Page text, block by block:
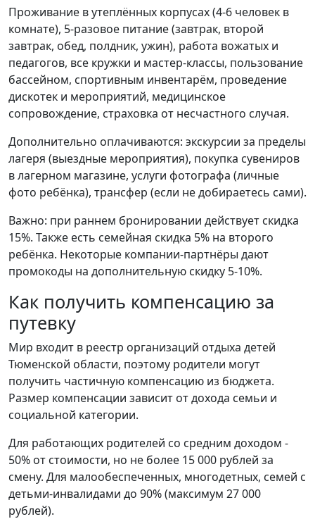
Проживание в утеплённых корпусах (4-6 человек в
комнате), 5-разовое питание (завтрак, второй
завтрак, обед, полдник, ужин), работа вожатых и
педагогов, все кружки и мастер-классы, пользование
бассейном, спортивным инвентарём, проведение
дискотек и мероприятий, медицинское
сопровождение, страховка от несчастного случая.
Дополнительно оплачиваются: экскурсии за пределы
лагеря (выездные мероприятия), покупка сувениров
в лагерном магазине, услуги фотографа (личные
фото ребёнка), трансфер (если не добираетесь сами).
Важно: при раннем бронировании действует скидка
15%. Также есть семейная скидка 5% на второго
ребёнка. Некоторые компании-партнёры дают
промокоды на дополнительную скидку 5-10%.
Как получить компенсацию за
путевку
Мир входит в реестр организаций отдыха детей
Тюменской области, поэтому родители могут
получить частичную компенсацию из бюджета.
Размер компенсации зависит от дохода семьи и
социальной категории.
Для работающих родителей со средним доходом -
50% от стоимости, но не более 15 000 рублей за
смену. Для малообеспеченных, многодетных, семей с
детьми-инвалидами до 90% (максимум 27 000
рублей).